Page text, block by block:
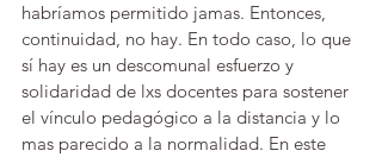
habríamos permitido jamas. Entonces,
continuidad, no hay. En todo caso, lo que
sí hay es un descomunal esfuerzo y
solidaridad de lxs docentes para sostener
el vínculo pedagógico a la distancia y lo
mas parecido a la normalidad. En este